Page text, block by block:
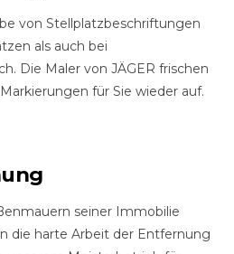
von Stellplatzbeschriftungen
als auch bei
Die Maler von JÄGER frischen
für Sie wieder auf.
seiner Immobilie
die harte Arbeit der Entfernung